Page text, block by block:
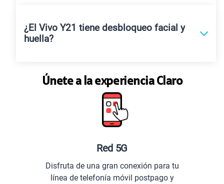
¿El Vivo Y21 tiene desbloqueo facial y
huella?
Únete a la experiencia Claro
Red 5G
Disfruta de una gran conexión para tu
línea de telefonía móvil postpago y